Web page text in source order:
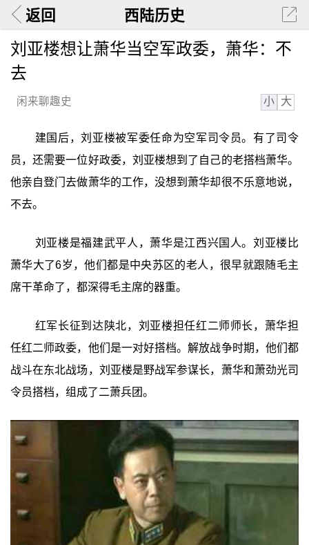
返回 西陆历史
刘亚楼想让萧华当空军政委，萧华：不
去
闲来聊趣史 小 大
建国后，刘亚楼被军委任命为空军司令员。有了司令
员，还需要一位好政委，刘亚楼想到了自己的老搭档萧华。
他亲自登门去做萧华的工作，没想到萧华却很不乐意地说，
不去。
刘亚楼是福建武平人，萧华是江西兴国人。刘亚楼比
萧华大了6岁，他们都是中央苏区的老人，很早就跟随毛主
席干革命了，都深得毛主席的器重。
红军长征到达陕北，刘亚楼担任红二师师长，萧华担
任红二师政委，他们是一对好搭档。解放战争时期，他们都
战斗在东北战场，刘亚楼是野战军参谋长，萧华和萧劲光司
令员搭档，组成了二萧兵团。